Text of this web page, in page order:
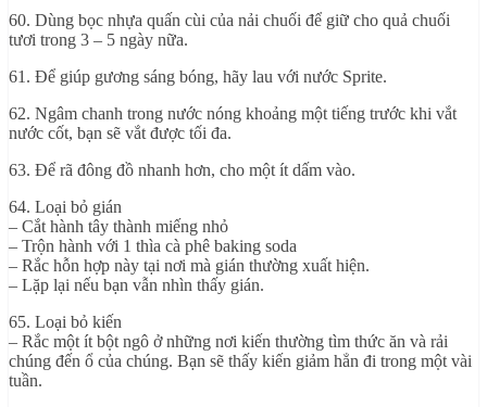
60. Dùng bọc nhựa quấn cùi của nải chuối để giữ cho quả chuối
tươi trong 3 – 5 ngày nữa.
61. Để giúp gương sáng bóng, hãy lau với nước Sprite.
62. Ngâm chanh trong nước nóng khoảng một tiếng trước khi vắt
nước cốt, bạn sẽ vắt được tối đa.
63. Để rã đông đồ nhanh hơn, cho một ít dấm vào.
64. Loại bỏ gián
– Cắt hành tây thành miếng nhỏ
– Trộn hành với 1 thìa cà phê baking soda
– Rắc hỗn hợp này tại nơi mà gián thường xuất hiện.
– Lặp lại nếu bạn vẫn nhìn thấy gián.
65. Loại bỏ kiến
– Rắc một ít bột ngô ở những nơi kiến thường tìm thức ăn và rải
chúng đến ổ của chúng. Bạn sẽ thấy kiến giảm hẳn đi trong một vài
tuần.